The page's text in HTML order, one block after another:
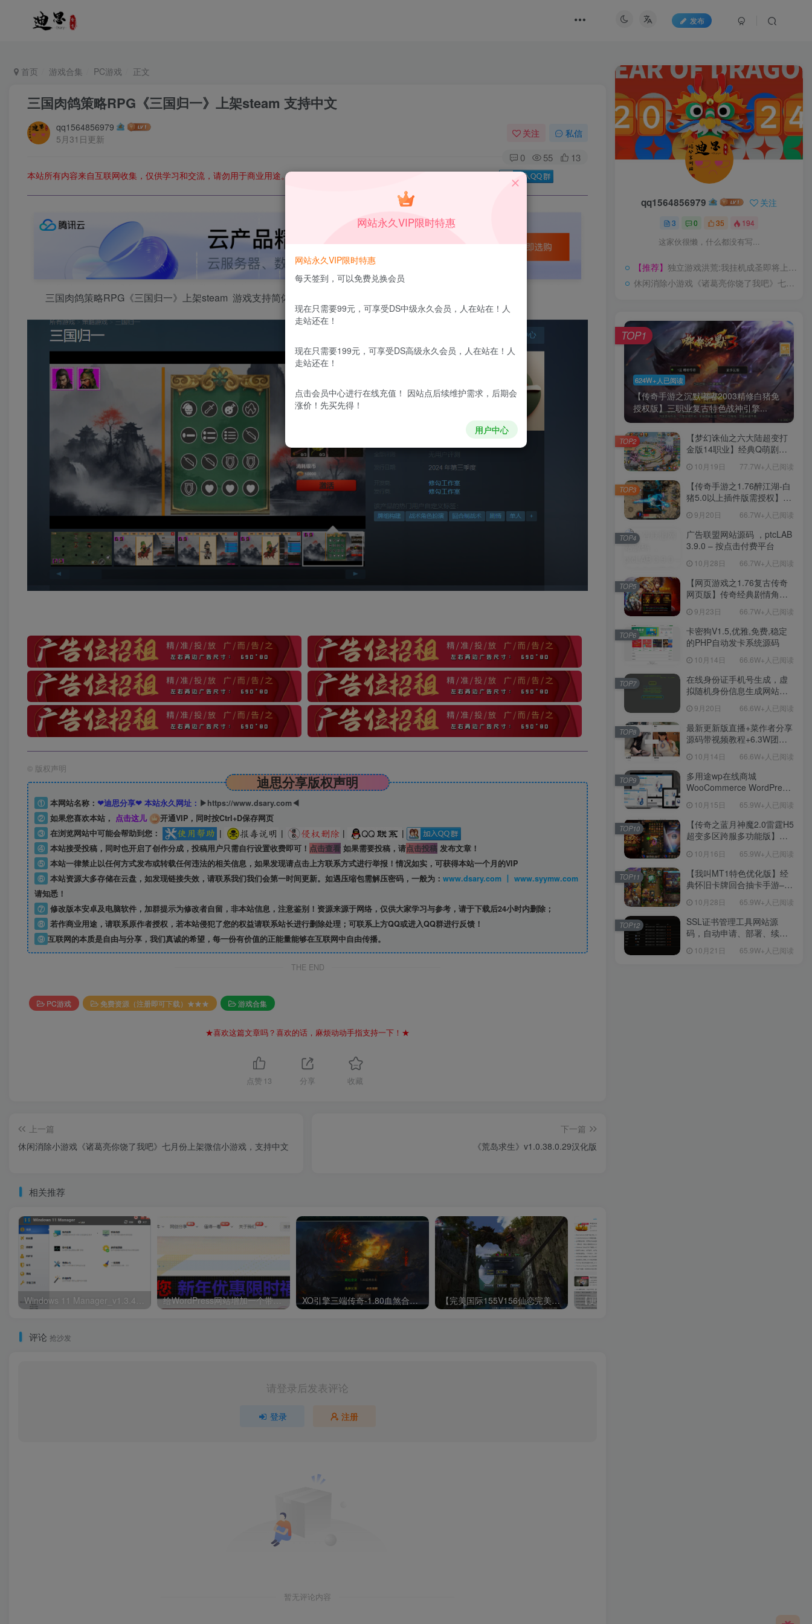
发布
首页 游戏合集 PC游戏 正文
三国肉鸽策略RPG《三国归一》上架steam 支持中文
qq1564856979
5月31日更新
关注 私信
0 55 13
本站所有内容来自互联网收集，仅供学习和交流，请勿用于商业用途。如有侵权、不妥之处，请第一时间联系我们删除！Q群：
三国肉鸽策略RPG《三国归一》上架steam 游戏支持简体中文，2025第一季度发售
© 版权声明
迪思分享版权声明
① 本网站名称： ❤迪思分享❤ 本站永久网址： ▶https://www.dsary.com◀
② 如果您喜欢本站， 点击这儿
开通VIP，同时按Ctrl+D保存网页
③ 在浏览网站中可能会帮助到您： | | |
|
④ 本站接受投稿，同时也开启了创作分成，投稿用户只需自行设置收费即可！ 点击查看如果需要投稿，请点击投稿发布文章！
⑤ 本站一律禁止以任何方式发布或转载任何违法的相关信息，如果发现请点击上方联系方式进行举报！情况如实，可获得本站一个月的VIP
⑥ 本站资源大多存储在云盘，如发现链接失效，请联系我们我们会第一时间更新。如遇压缩包需解压密码，一般为：
www.dsary.com 丨 www.syymw.com
请知悉！
⑦ 修改版本安卓及电脑软件，加群提示为修改者自留， 非本站信息，注意鉴别！资源来源于网络，仅供大家学习与参考，请于下载后24小时内删除；
⑧ 若作商业用途，请联系原作者授权，若本站侵犯了您的权益请联系站长进行删除处理；可联系上方QQ或进入QQ群进行反馈！
⑨ 互联网的本质是自由与分享，我们真诚的希望，每一份有价值的正能量能够在互联网中自由传播。
THE END
PC游戏 免费资源（注册即可下载）★★★ 游戏合集
★喜欢这篇文章吗？喜欢的话，麻烦动动手指支持一下！★
点赞 13 分享 收藏
上一篇
休闲消除小游戏《诸葛亮你饶了我吧》七月份上架微信小游戏，支持中文
下一篇
《荒岛求生》v1.0.38.0.29汉化版
相关推荐
给WordPress网站增加一个带时间的led广告牌 XO引擎三端传奇-1.80血煞合击Win服务端源码(2025.2.15) 【完美国际155V156仙恋完美6大职业】3D魔幻RPG角色扮演剧情任务端游 | 最新整理单机镜像端 | 一键安装Linux服务端源码 | 架设视频教程 | GM管理后台与工具 | 配套网页注册与完整PC客户端！
评论 抢沙发
请登录后发表评论
登录 注册
暂无评论内容
qq1564856979 关注
3 0 35 194
这家伙很懒，什么都没有写...
【推荐】 独立游戏洪荒:我挂机成圣即将上线，都来看看
休闲消除小游戏《诸葛亮你饶了我吧》七月份上架微信小游戏，支持中文
624W+人已阅读
【传奇手游之沉默嘟嘟2003精修白猪免
授权版】三职业复古特色战神引擎...
TOP1
【梦幻诛仙之六大陆超变打
金版14职业】经典Q萌剧情
Linux服务端源码视频架设教
程-新版多功能GM网页后台
工具-安卓苹果IOS双端版
本！
10月19日 77.7W+人已阅读
TOP2
【传奇手游之1.76醉江湖-白
猪5.0以上插件版需授权】三
手游-Win服务端源码视频架
设教程-新版GM多功能网页
授权物品后台-九层妖塔-法宠
系统-历练殿堂-尸家重地-GM
直冲网页后台-安卓苹果IOS
双端版本！
9月20日 66.7W+人已阅读
TOP3
广告联盟网站源码 ，ptcLAB
3.9.0 – 按点击付费平台
10月28日 66.7W+人已阅读
TOP4
【网页游戏之1.76复古传奇
网页版】传奇经典剧情角色
Win服务端源码视频架设教
程！
9月23日 66.7W+人已阅读
TOP5
卡密狗V1.5,优雅,免费,稳定
的PHP自动发卡系统源码
10月14日 66.6W+人已阅读
TOP6
在线身份证手机号生成，虚
拟随机身份信息生成网站源
9月20日 66.6W+人已阅读
TOP7
最新更新版直播+菜作者分享
源码带视频教程+6.3W团购
【源码+教程】
10月14日 66.6W+人已阅读
TOP8
多用途wp在线商城
WooCommerce WordPress
10月15日 65.9W+人已阅读
TOP9
【传奇之蓝月神魔2.0雷霆H5
超变多区跨服多功能版】三
理单机一键即玩镜像端-打包
Linux服务端源码-视频架设
教程
10月16日 65.9W+人已阅读
TOP10
【我叫MT1特色优化版】经
典怀旧卡牌回合抽卡手游–打
教程-多功能GM后台工具-网
页注册-安卓版本！
10月28日 65.9W+人已阅读
TOP11
SSL证书管理工具网站源
码，自动申请、部署、续期
10月21日 65.9W+人已阅读
TOP12
网站永久VIP限时特惠
网站永久VIP限时特惠
每天签到，可以免费兑换会员
现在只需要99元，可享受DS中级永久会员，人在站在！人
走站还在！
现在只需要199元，可享受DS高级永久会员，人在站在！人
走站还在！
点击会员中心进行在线充值！ 因站点后续维护需求，后期会
涨价！先买先得！
用户中心